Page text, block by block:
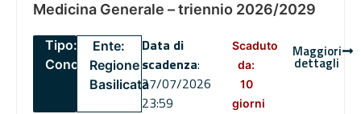
Medicina Generale – triennio 2026/2029
Tipo:
Concorsi
Ente:
Regione
Basilicata
Data di
scadenza:
27/07/2026
23:59
Scaduto
da:
10
giorni
Maggiori
dettagli